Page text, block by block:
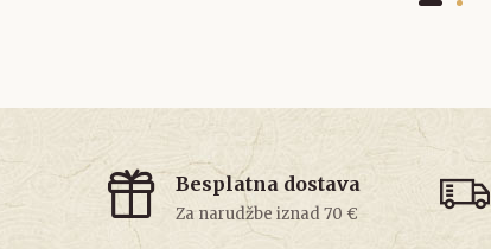
Besplatna dostava
Za narudžbe iznad 70 €